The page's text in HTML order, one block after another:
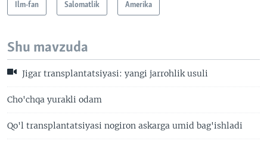
Ilm-fan Salomatlik Amerika
Shu mavzuda
Jigar transplantatsiyasi: yangi jarrohlik usuli
Cho'chqa yurakli odam
Qo'l transplantatsiyasi nogiron askarga umid bag'ishladi